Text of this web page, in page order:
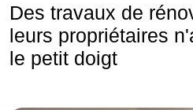
Des travaux de
leurs propriétaires
le petit doigt